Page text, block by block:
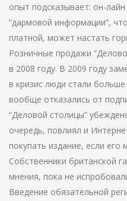
опыт подсказывает: он-
“дармовой информации”,
платной, может настать
Розничные продажи
в 2008 году. В 2009 году
в кризис люди стали
вообще отказались от
“Деловой столицы”
очередь, повлиял и
покупать издание, если
Собственники британской
мнения, пока не
Введение обязательной